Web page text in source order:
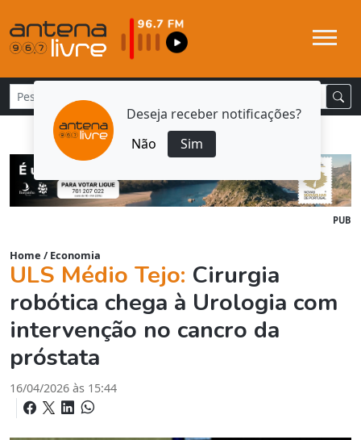
Deseja receber notificações?
Não
Sim
PUB
Home / Economia
ULS Médio Tejo: Cirurgia
robótica chega à Urologia com
intervenção no cancro da
próstata
16/04/2026 às 15:44